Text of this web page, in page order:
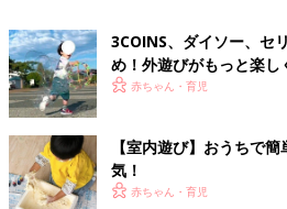
円ショップ
で購入したクッキー型を
いるそうです。
小麦粘土は小さな子どもでも遊べて、
りできるのでママたちからも定評があ
をつくる作業は、真剣に集中して長く
遊んでもらえるとママも助かります
力を高め、五感を刺激してくれるので
3COINS、ダイソー、セ
め！外遊びがもっと楽し
赤ちゃん・育児
【室内遊び】おうちで
気！
赤ちゃん・育児